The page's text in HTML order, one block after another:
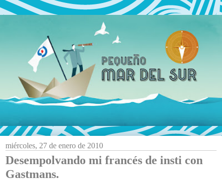
miércoles, 27 de enero de 2010
Desempolvando mi francés de insti con
Gastmans.